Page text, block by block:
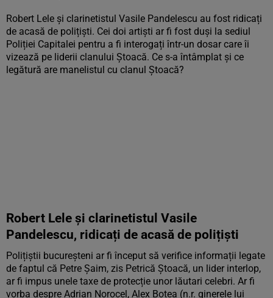
Robert Lele și clarinetistul Vasile Pandelescu au fost ridicați
de acasă de polițiști. Cei doi artiști ar fi fost duși la sediul
Poliției Capitalei pentru a fi interogați într-un dosar care îi
vizează pe liderii clanului Ștoacă. Ce s-a întâmplat și ce
legătură are manelistul cu clanul Ștoacă?
Robert Lele și clarinetistul Vasile
Pandelescu, ridicați de acasă de polițiști
Polițiștii bucureșteni ar fi început să verifice informații legate
de faptul că Petre Șaim, zis Petrică Ștoacă, un lider interlop,
ar fi impus unele taxe de protecție unor lăutari celebri. Ar fi
vorba despre Adrian Norocel, Alex Botea (n.r. ginerele lui